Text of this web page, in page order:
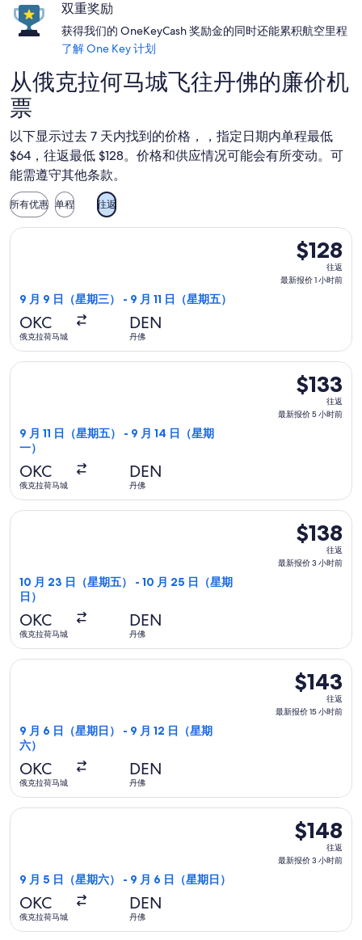
双重奖励
获得我们的 OneKeyCash 奖励金的同时还能累积航空里程
了解 One Key 计划
从俄克拉何马城飞往丹佛的廉价机
票
以下显示过去 7 天内找到的价格，，指定日期内单程最低
$64，往返最低 $128。价格和供应情况可能会有所变动。可
能需遵守其他条款。
所有优惠 单程 往返
$128
往
返,
价
小
前
$128
往返
最新报价 1 小时前
9 月 9 日（星期三） - 9 月 11 日（星期五）
OKC
俄克拉荷马城
DEN
丹佛
选择边疆航空航班，9 月 9 日（星期三）从俄克拉荷马城前往
$133
往
返,
5
时
$133
往返
最新报价 5 小时前
9 月 11 日（星期五） - 9 月 14 日（星期
一）
OKC
俄克拉荷马城
DEN
丹佛
选择边疆航空航班，9 月 11 日（星期五）从俄克拉荷马城前
$138
往
返,
3
时
$138
往返
最新报价 3 小时前
10 月 23 日（星期五） - 10 月 25 日（星期
日）
OKC
俄克拉荷马城
DEN
丹佛
选择边疆航空航班，10 月 23 日（星期五）从俄克拉荷马城
$143
往
返,
15
时
$143
往返
最新报价 15 小时前
9 月 6 日（星期日） - 9 月 12 日（星期
六）
OKC
俄克拉荷马城
DEN
丹佛
选择边疆航空航班，9 月 6 日（星期日）从俄克拉荷马城前
$148
往
返,
价
$148
往返
最新报价 3 小时前
9 月 5 日（星期六） - 9 月 6 日（星期日）
OKC
俄克拉荷马城
DEN
丹佛
选择边疆航空航班，9 月 5 日（星期六）从俄克拉荷马城前